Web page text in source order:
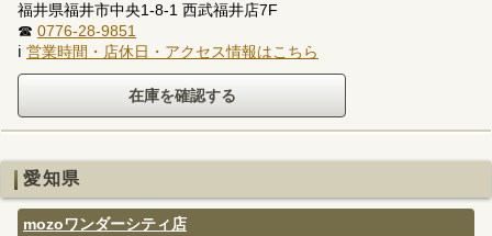
福井県福井市中央1-8-1 西武福井店7F
☎ 0776-28-9851
ℹ 営業時間・店休日・アクセス情報はこちら
愛知県
mozoワンダーシティ店